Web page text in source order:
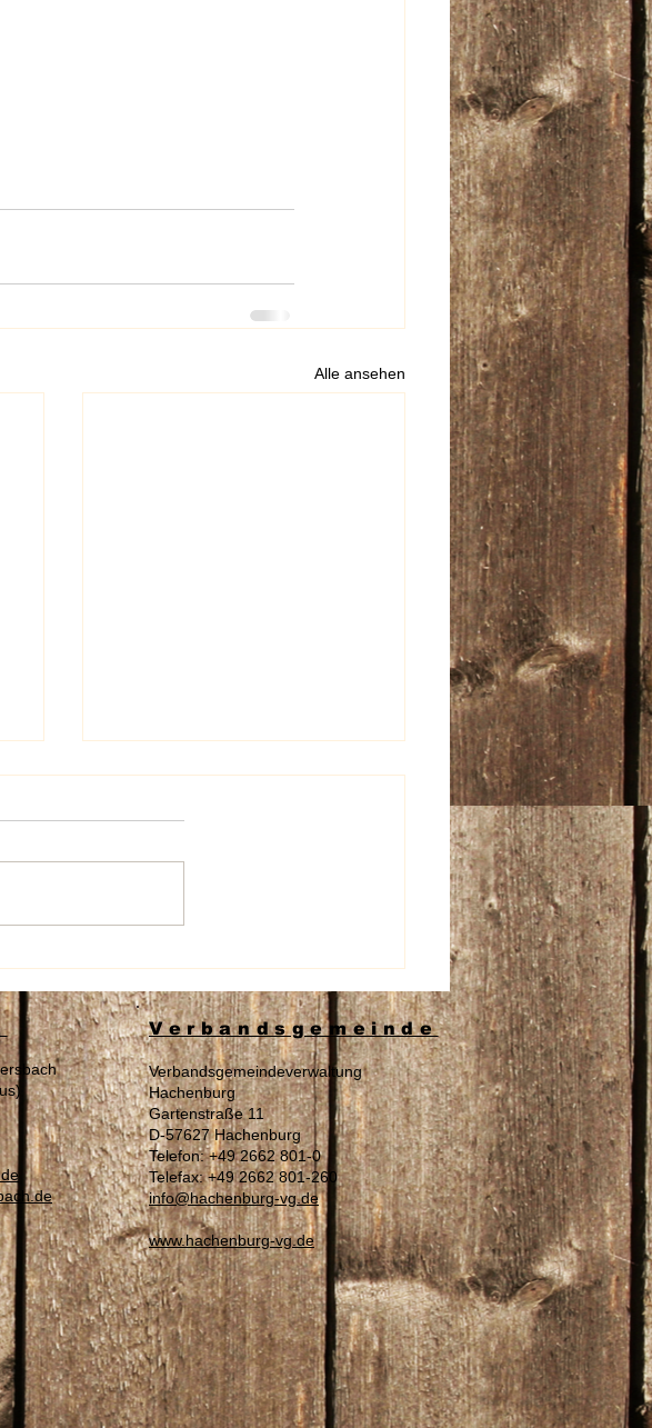
Alle ansehen
Tagespflege
Verbandsgemeinde
Verbandsgemeindeverwaltung
Hachenburg
Gartenstraße 11
D-57627 Hachenburg
Telefon: +49 2662 801-0
Telefax: +49 2662 801-260
info@hachenburg-vg.de
www.hachenburg-vg.de